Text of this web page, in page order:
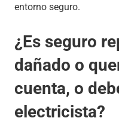
entorno seguro.
¿Es seguro
dañado o
cuenta, o
electricista?